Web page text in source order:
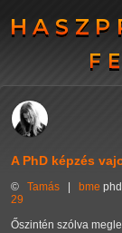
A PhD képzés
© Tamás bme phd
29
Őszintén szólva